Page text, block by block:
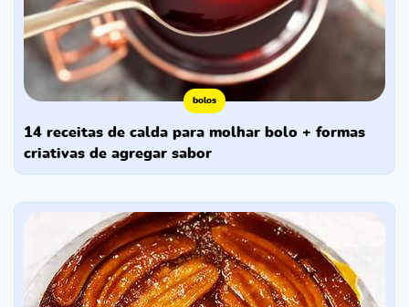
bolos
14 receitas de calda para molhar bolo + formas
criativas de agregar sabor